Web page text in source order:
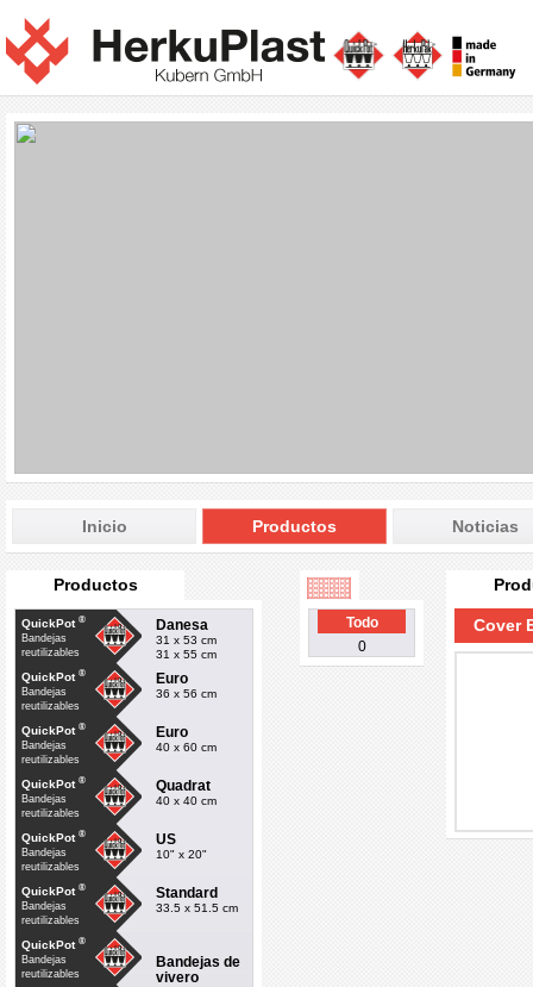
Inicio Productos Noticias
Productos
QuickPot ®
Bandejas
reutilizables
Danesa
31 x 53 cm
31 x 55 cm
QuickPot ®
Bandejas
reutilizables
Euro
36 x 56 cm
QuickPot ®
Bandejas
reutilizables
Euro
40 x 60 cm
QuickPot ®
Bandejas
reutilizables
Quadrat
40 x 40 cm
QuickPot ®
Bandejas
reutilizables
US
10" x 20"
QuickPot ®
Bandejas
reutilizables
Standard
33.5 x 51.5 cm
QuickPot ®
Bandejas
reutilizables
Bandejas de
vivero
Todo
0
Cover